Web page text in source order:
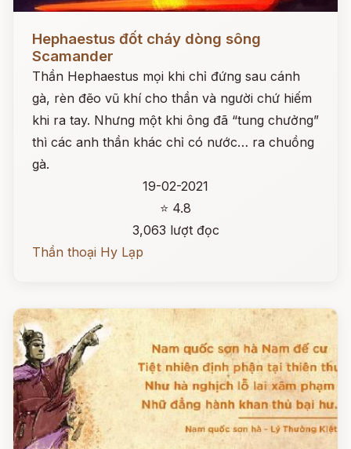
Hephaestus đốt cháy dòng sông
Scamander
Thần Hephaestus mọi khi chỉ đứng sau cánh
gà, rèn đẽo vũ khí cho thần và người chứ hiếm
khi ra tay. Nhưng một khi ông đã “tung chưởng”
thì các anh thần khác chỉ có nước… ra chuồng
gà.
19-02-2021
⭐ 4.8
3,063 lượt đọc
Thần thoại Hy Lạp